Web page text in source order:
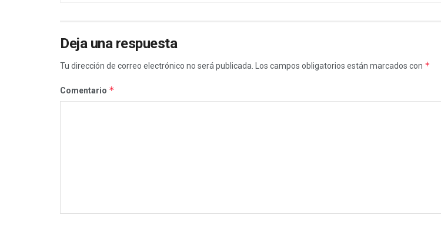
Deja una respuesta
Tu dirección de correo electrónico no será publicada. Los campos obligatorios están marcados con *
Comentario *